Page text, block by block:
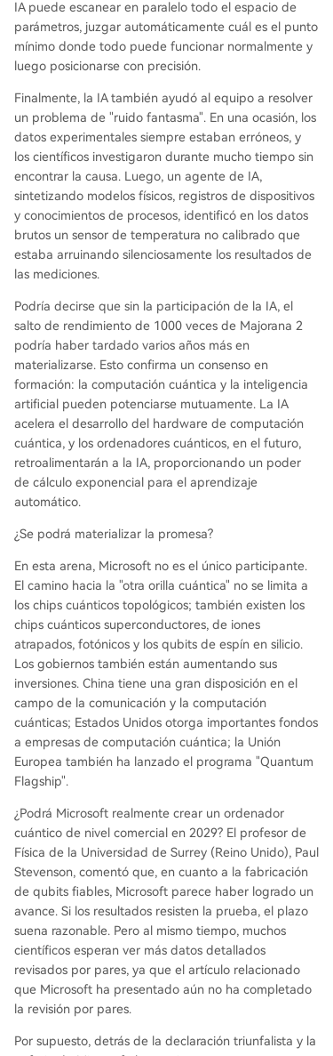
IA puede escanear en paralelo todo el espacio de
parámetros, juzgar automáticamente cuál es el punto
mínimo donde todo puede funcionar normalmente y
luego posicionarse con precisión.
Finalmente, la IA también ayudó al equipo a resolver
un problema de "ruido fantasma". En una ocasión, los
datos experimentales siempre estaban erróneos, y
los científicos investigaron durante mucho tiempo sin
encontrar la causa. Luego, un agente de IA,
sintetizando modelos físicos, registros de dispositivos
y conocimientos de procesos, identificó en los datos
brutos un sensor de temperatura no calibrado que
estaba arruinando silenciosamente los resultados de
las mediciones.
Podría decirse que sin la participación de la IA, el
salto de rendimiento de 1000 veces de Majorana 2
podría haber tardado varios años más en
materializarse. Esto confirma un consenso en
formación: la computación cuántica y la inteligencia
artificial pueden potenciarse mutuamente. La IA
acelera el desarrollo del hardware de computación
cuántica, y los ordenadores cuánticos, en el futuro,
retroalimentarán a la IA, proporcionando un poder
de cálculo exponencial para el aprendizaje
automático.
¿Se podrá materializar la promesa?
En esta arena, Microsoft no es el único participante.
El camino hacia la "otra orilla cuántica" no se limita a
los chips cuánticos topológicos; también existen los
chips cuánticos superconductores, de iones
atrapados, fotónicos y los qubits de espín en silicio.
Los gobiernos también están aumentando sus
inversiones. China tiene una gran disposición en el
campo de la comunicación y la computación
cuánticas; Estados Unidos otorga importantes fondos
a empresas de computación cuántica; la Unión
Europea también ha lanzado el programa "Quantum
Flagship".
¿Podrá Microsoft realmente crear un ordenador
cuántico de nivel comercial en 2029? El profesor de
Física de la Universidad de Surrey (Reino Unido), Paul
Stevenson, comentó que, en cuanto a la fabricación
de qubits fiables, Microsoft parece haber logrado un
avance. Si los resultados resisten la prueba, el plazo
suena razonable. Pero al mismo tiempo, muchos
científicos esperan ver más datos detallados
revisados por pares, ya que el artículo relacionado
que Microsoft ha presentado aún no ha completado
la revisión por pares.
Por supuesto, detrás de la declaración triunfalista y la